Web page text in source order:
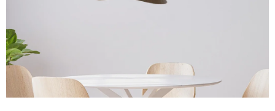
SEZÓNNE VÝPREDAJE POĽNOPOTREBY
DOM A ZÁHRADA